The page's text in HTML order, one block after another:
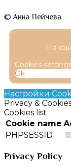
© Анна Пейчева
На
Cookies
Ok
Настройки
Privacy &
Cookies list
Cookie name
PHPSESSID
Privacy Policy